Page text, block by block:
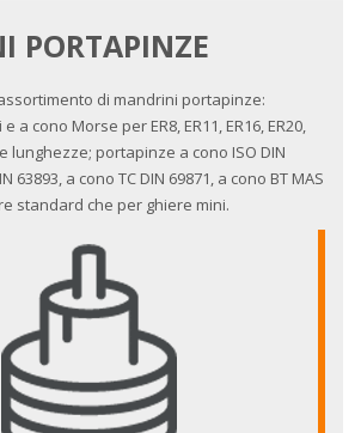
PORTAPINZE
di mandrini portapinze:
a cono Morse per ER8, ER11, ER16, ER20,
lunghezze; portapinze a cono ISO DIN
63893, a cono TC DIN 69871, a cono BT MAS
standard che per ghiere mini.